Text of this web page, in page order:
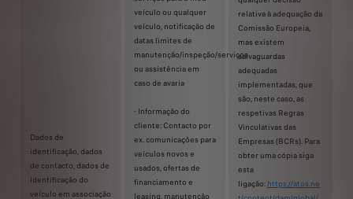
Dados de
identificação, dados
de contacto, dados de
identificação do
veículo em associação
veículo ou qualquer
veículo, notificação de
datas limites de
manutenção/inspeção/serviços
ou assistência em
caso de avaria
- Informação do
cliente: Contacto por
ex. comunicações para
veículos novos e
usados, ofertas de
financiamento e
leasing, manutenção
relativa à adequação da
Comissão Europeia,
mas existem
salvaguardas
adequadas
implementadas, que
são, neste caso, as
respetivas Regras
Vinculativas das
Empresas (BCRs). Para
obter uma cópia siga
esta
ligação: https://atos.ne